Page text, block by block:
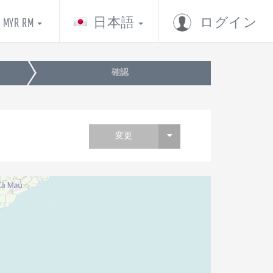
ログイン
日本語
MYR RM
確認
変更